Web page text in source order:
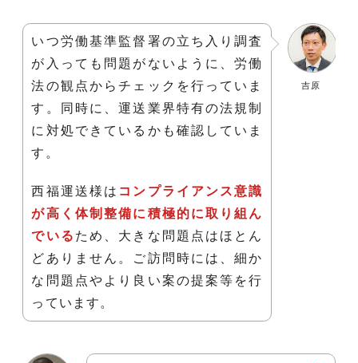
吉原
いつ労働基準監督署の立ち入り調査
が入っても問題がないように、労働
法の観点からチェックを行っていま
す。同時に、運送業界特有の法規制
に対処できているかも確認していま
す。
西福運送様は コンプライアンス意識
が高く体制整備に積極的に取り組ん
でいる ため、大きな問題点はほとん
どありません。ご訪問時には、細か
な問題点やより良い案の提案等を行
っています。